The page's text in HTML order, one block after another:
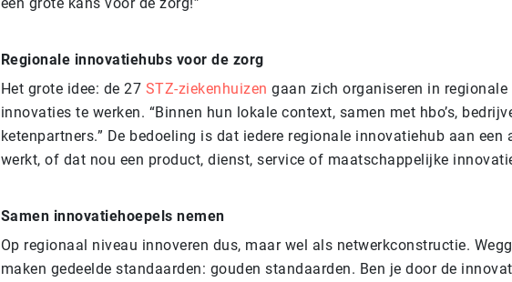
Regionale innovatiehubs voor de zorg
Het grote idee: de 27 STZ-ziekenhuizen gaan zich organiseren in regionale
innovaties te werken. “Binnen hun lokale context, samen met hbo’s,
ketenpartners.” De bedoeling is dat iedere regionale innovatiehub aan een
werkt, of dat nou een product, dienst, service of maatschappelijke
Samen innovatiehoepels nemen
Op regionaal niveau innoveren dus, maar wel als netwerkconstructie.
maken gedeelde standaarden: gouden standaarden. Ben je door de